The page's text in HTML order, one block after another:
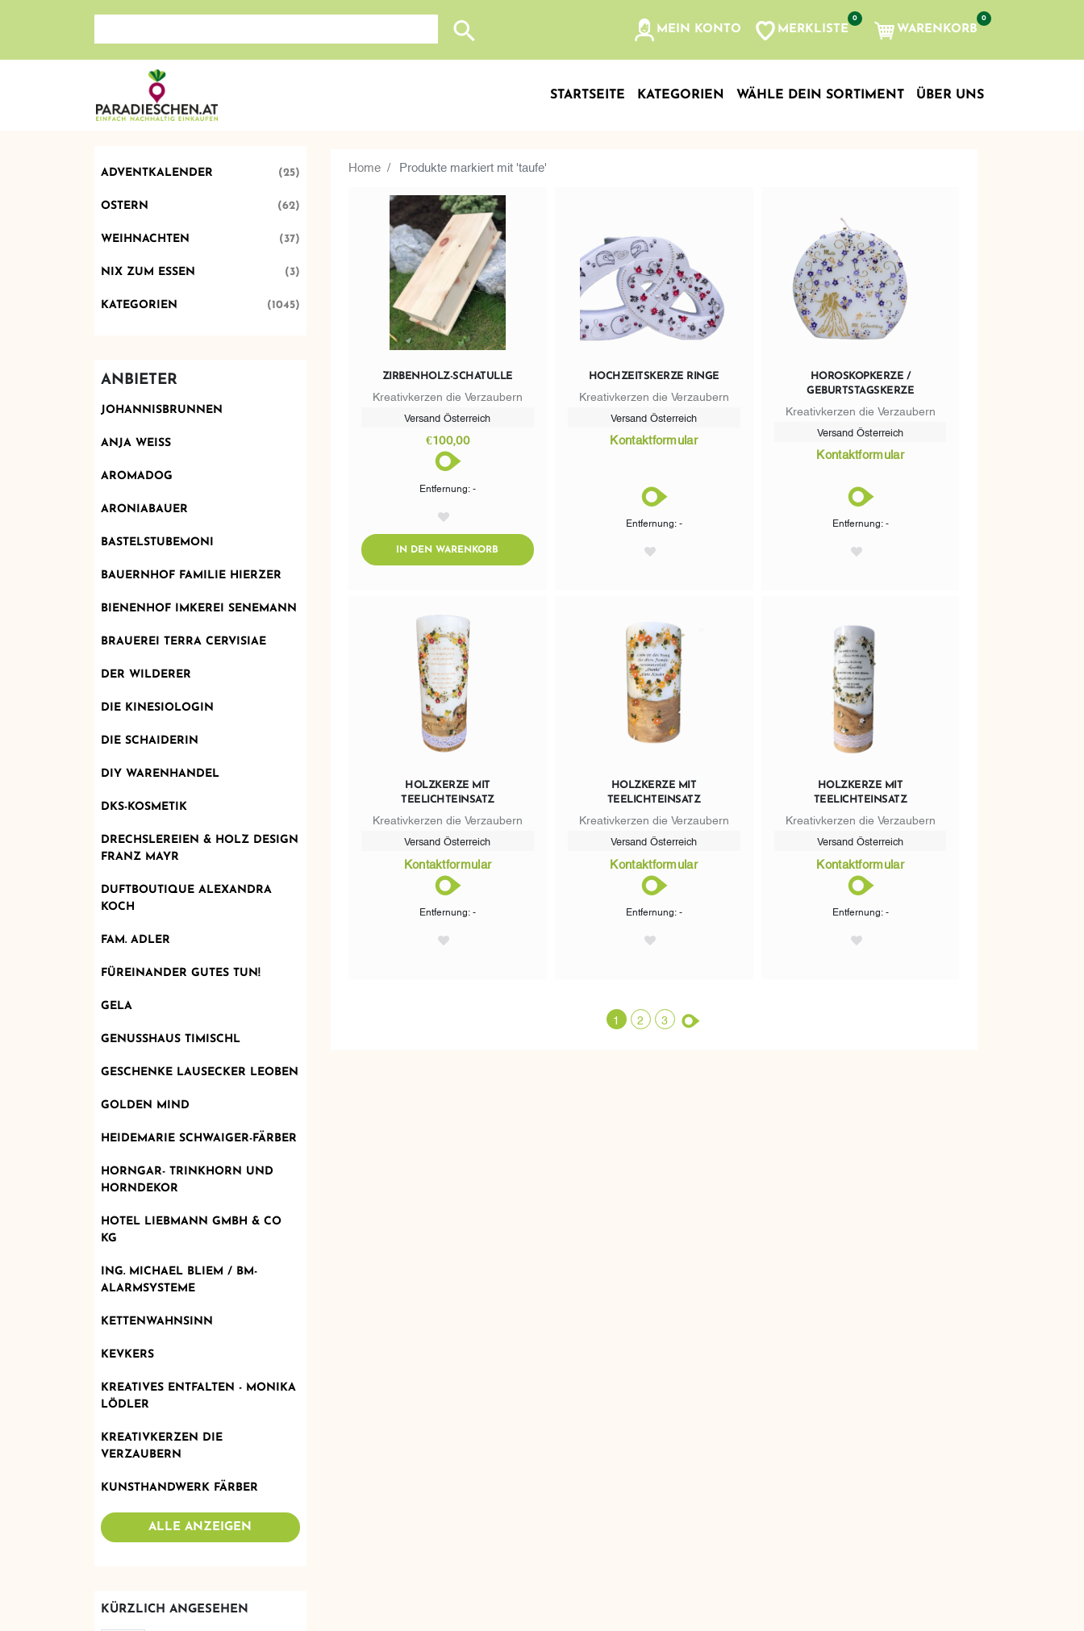
Suche nach: Zum Beispiel Wein, Fleisch, Keramik, Holz, etc...
MEIN KONTO MERKLISTE
0
WARENKORB
0
STARTSEITE KATEGORIEN WÄHLE DEIN SORTIMENT ÜBER UNS
ADVENTKALENDER (25)
OSTERN (62)
WEIHNACHTEN (37)
NIX ZUM ESSEN (3)
KATEGORIEN (1045)
ANBIETER
JOHANNISBRUNNEN
ANJA WEISS
AROMADOG
ARONIABAUER
BASTELSTUBEMONI
BAUERNHOF FAMILIE HIERZER
BIENENHOF IMKEREI SENEMANN
BRAUEREI TERRA CERVISIAE
DER WILDERER
DIE KINESIOLOGIN
DIE SCHAIDERIN
DIY WARENHANDEL
DKS-KOSMETIK
DRECHSLEREIEN & HOLZ DESIGN
FRANZ MAYR
DUFTBOUTIQUE ALEXANDRA
KOCH
FAM. ADLER
FÜREINANDER GUTES TUN!
GELA
GENUSSHAUS TIMISCHL
GESCHENKE LAUSECKER LEOBEN
GOLDEN MIND
HEIDEMARIE SCHWAIGER-FÄRBER
HORNGAR- TRINKHORN UND
HORNDEKOR
HOTEL LIEBMANN GMBH & CO
KG
ING. MICHAEL BLIEM / BM-
ALARMSYSTEME
KETTENWAHNSINN
KEVKERS
KREATIVES ENTFALTEN - MONIKA
LÖDLER
KREATIVKERZEN DIE
VERZAUBERN
KUNSTHANDWERK FÄRBER
ALLE ANZEIGEN
KÜRZLICH ANGESEHEN
Home Produkte markiert mit 'taufe'
ZIRBENHOLZ-SCHATULLE
Kreativkerzen die Verzaubern
Versand Österreich
€100,00
Entfernung: -
IN DEN WARENKORB ADDTOCART
HOCHZEITSKERZE RINGE
Kreativkerzen die Verzaubern
Versand Österreich
Kontaktformular
Entfernung: -
HOROSKOPKERZE /
GEBURTSTAGSKERZE
Kreativkerzen die Verzaubern
Versand Österreich
Kontaktformular
Entfernung: -
HOLZKERZE MIT
TEELICHTEINSATZ
Kreativkerzen die Verzaubern
Versand Österreich
Kontaktformular
Entfernung: -
HOLZKERZE MIT
TEELICHTEINSATZ
Kreativkerzen die Verzaubern
Versand Österreich
Kontaktformular
Entfernung: -
HOLZKERZE MIT
TEELICHTEINSATZ
Kreativkerzen die Verzaubern
Versand Österreich
Kontaktformular
Entfernung: -
1 2 3